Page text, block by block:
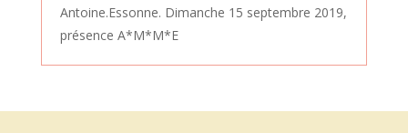
Antoine.Essonne. Dimanche 15 septembre 2019,
présence A*M*M*E